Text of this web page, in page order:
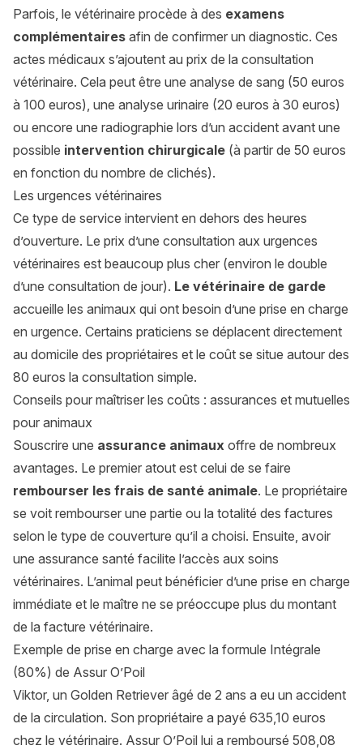
Parfois, le vétérinaire procède à des examens
complémentaires afin de confirmer un diagnostic. Ces
actes médicaux s’ajoutent au prix de la consultation
vétérinaire. Cela peut être une analyse de sang (50 euros
à 100 euros), une analyse urinaire (20 euros à 30 euros)
ou encore une radiographie lors d’un accident avant une
possible intervention chirurgicale (à partir de 50 euros
en fonction du nombre de clichés).
Les urgences vétérinaires
Ce type de service intervient en dehors des heures
d’ouverture. Le prix d’une consultation aux urgences
vétérinaires est beaucoup plus cher (environ le double
d’une consultation de jour). Le vétérinaire de garde
accueille les animaux qui ont besoin d’une prise en charge
en urgence. Certains praticiens se déplacent directement
au domicile des propriétaires et le coût se situe autour des
80 euros la consultation simple.
Conseils pour maîtriser les coûts : assurances et mutuelles
pour animaux
Souscrire une assurance animaux offre de nombreux
avantages. Le premier atout est celui de se faire
rembourser les frais de santé animale. Le propriétaire
se voit rembourser une partie ou la totalité des factures
selon le type de couverture qu’il a choisi. Ensuite, avoir
une assurance santé facilite l’accès aux soins
vétérinaires. L’animal peut bénéficier d’une prise en charge
immédiate et le maître ne se préoccupe plus du montant
de la facture vétérinaire.
Exemple de prise en charge avec la formule Intégrale
(80%) de Assur O’Poil
Viktor, un Golden Retriever âgé de 2 ans a eu un accident
de la circulation. Son propriétaire a payé 635,10 euros
chez le vétérinaire. Assur O’Poil lui a remboursé 508,08